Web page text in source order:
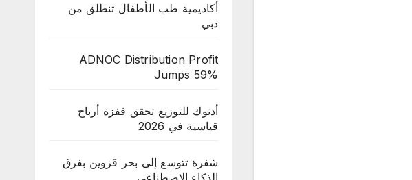
أكاديمية طب الأطفال تنطلق من
دبي
ADNOC Distribution Profit
Jumps 59%
أدنوك للتوزيع تحقق قفزة أرباح
قياسية في 2026
شفرة تتوسع إلى بحر قزوين بفرق
الذكاء الاصطناعي